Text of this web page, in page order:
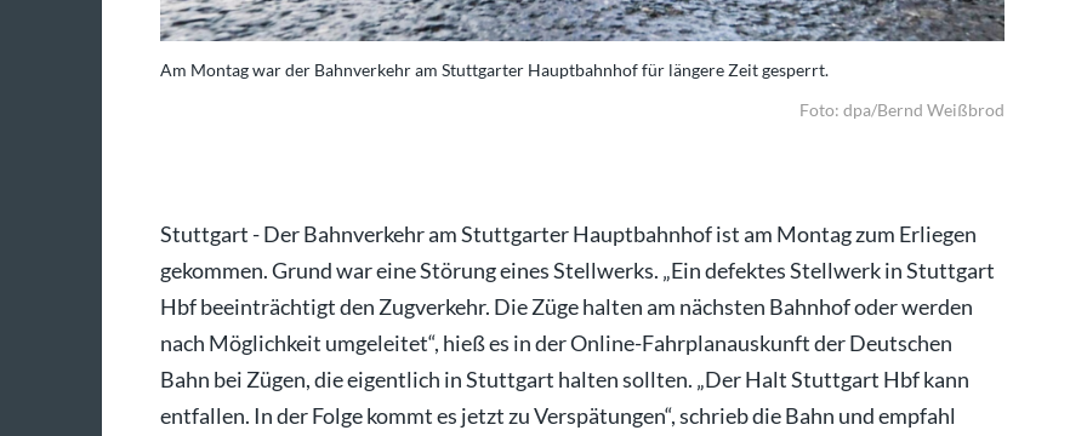
Am Montag war der Bahnverkehr am Stuttgarter Hauptbahnhof für längere Zeit gesperrt.
Foto: dpa/Bernd Weißbrod
Stuttgart - Der Bahnverkehr am Stuttgarter Hauptbahnhof ist am Montag zum Erliegen
gekommen. Grund war eine Störung eines Stellwerks. „Ein defektes Stellwerk in Stuttgart
Hbf beeinträchtigt den Zugverkehr. Die Züge halten am nächsten Bahnhof oder werden
nach Möglichkeit umgeleitet“, hieß es in der Online-Fahrplanauskunft der Deutschen
Bahn bei Zügen, die eigentlich in Stuttgart halten sollten. „Der Halt Stuttgart Hbf kann
entfallen. In der Folge kommt es jetzt zu Verspätungen“, schrieb die Bahn und empfahl